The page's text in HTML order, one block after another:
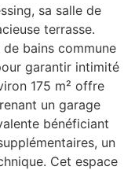
sa salle de
terrasse.
bains commune
garantir intimité
175 m² offre
un garage
bénéficiant
un
Cet espace